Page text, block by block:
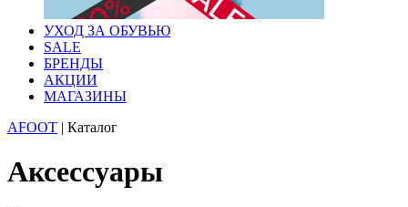
УХОД ЗА ОБУВЬЮ
SALE
БРЕНДЫ
АКЦИИ
МАГАЗИНЫ
AFOOT | Каталог
Аксессуары